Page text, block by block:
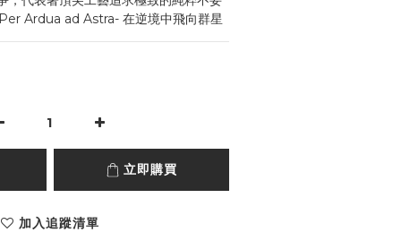
Ardua ad Astra- 在逆境中飛向群星
立即購買
加入追蹤清單